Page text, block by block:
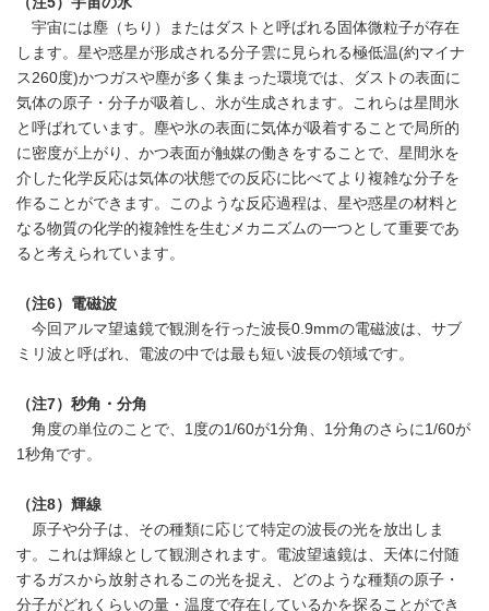
宇宙には塵（ちり）またはダストと呼ばれる固体微粒子が存在
します。星や惑星が形成される分子雲に見られる極低温(約マイナ
ス260度)かつガスや塵が多く集まった環境では、ダストの表面に
気体の原子・分子が吸着し、氷が生成されます。これらは星間氷
と呼ばれています。塵や氷の表面に気体が吸着することで局所的
に密度が上がり、かつ表面が触媒の働きをすることで、星間氷を
介した化学反応は気体の状態での反応に比べてより複雑な分子を
作ることができます。このような反応過程は、星や惑星の材料と
なる物質の化学的複雑性を生むメカニズムの一つとして重要であ
ると考えられています。
（注6）電磁波
今回アルマ望遠鏡で観測を行った波長0.9mmの電磁波は、サブ
ミリ波と呼ばれ、電波の中では最も短い波長の領域です。
（注7）秒角・分角
角度の単位のことで、1度の1/60が1分角、1分角のさらに1/60が
1秒角です。
（注8） 輝線
原子や分子は、その種類に応じて特定の波長の光を放出しま
す。これは輝線として観測されます。電波望遠鏡は、天体に付随
するガスから放射されるこの光を捉え、どのような種類の原子・
分子がどれくらいの量・温度で存在しているかを探ることができ